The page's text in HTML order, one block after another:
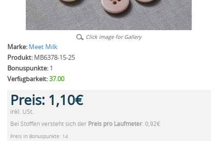
Click image for Gallery
Marke: Meet Milk
Produkt: MB6378-15-25
Bonuspunkte: 1
Verfügbarkeit:37.00
Preis: 1,10€
inkl. USt.
Bei Stoffen versteht sich der Preis pro Laufmeter. 0,92€
Preis in Bonuspunkte: 14